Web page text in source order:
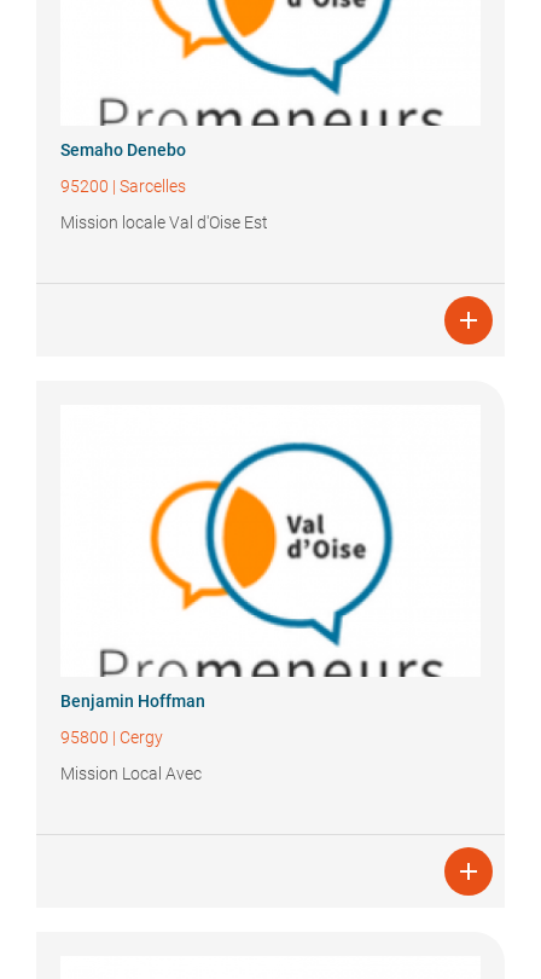
Semaho Denebo
95200 | Sarcelles
Mission locale Val d'Oise Est

Benjamin Hoffman
95800 | Cergy
Mission Local Avec
